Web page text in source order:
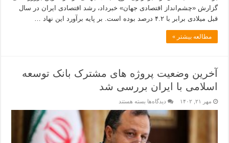
گزارش «چشم‌انداز اقتصادی جهان» خبرداد، رشد اقتصادی ایران در سال
قبل میلادی برابر با ۴.۲ درصد بوده است. بر پایه برآورد این نهاد …
مطالعه بیشتر »
آخرین وضعیت پروژه های مشترک بانک توسعه
اسلامی با ایران بررسی شد
مهر ۲۱, ۱۴۰۲ دیدگاه‌ها بسته هستند